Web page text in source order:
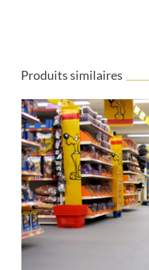
Produits similaires